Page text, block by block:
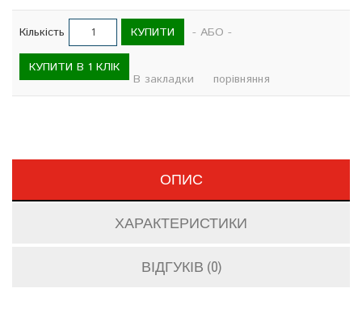
Кількість КУПИТИ - АБО -
КУПИТИ В 1 КЛІК
В закладки порівняння
ОПИС
ХАРАКТЕРИСТИКИ
ВІДГУКІВ (0)